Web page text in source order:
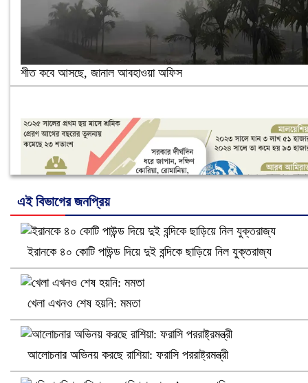
শীত কবে আসছে, জানাল আবহাওয়া অফিস
নানা সংকটে রিক্রুটিং এজেন্সি, হুমকির মুখে শ্রম রপ্তানি
এই বিভাগের জনপ্রিয়
ইরানকে ৪০ কোটি পাউন্ড দিয়ে দুই বন্দিকে ছাড়িয়ে নিল যুক্তরাজ্য
খেলা এখনও শেষ হয়নি: মমতা
আলোচনার অভিনয় করছে রাশিয়া: ফরাসি পররাষ্ট্রমন্ত্রী